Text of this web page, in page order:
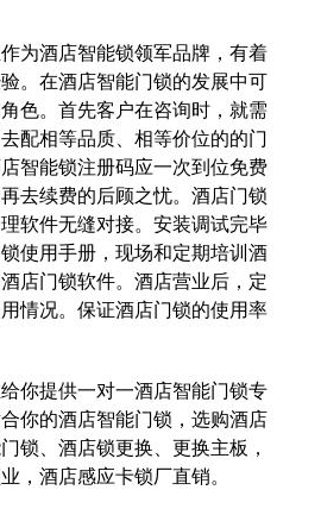
酒店智能锁领军品牌，有着
。在酒店智能门锁的发展中可
色。首先客户在咨询时，就需
配相等品质、相等价位的的门
智能锁注册码应一次到位免费
去续费的后顾之忧。酒店门锁
软件无缝对接。安装调试完毕
使用手册，现场和定期培训酒
店门锁软件。酒店营业后，定
情况。保证酒店门锁的使用率
提供一对一酒店智能门锁专
你的酒店智能门锁，选购酒店
锁、酒店锁更换、更换主板，
，酒店感应卡锁厂直销。